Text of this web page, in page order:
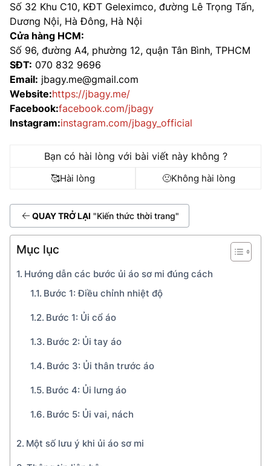
Số 32 Khu C10, KĐT Geleximco, đường Lê Trọng Tấn,
Dương Nội, Hà Đông, Hà Nội
Cửa hàng HCM:
Số 96, đường A4, phường 12, quận Tân Bình, TPHCM
SĐT: 070 832 9696
Email: jbagy.me@gmail.com
Website:https://jbagy.me/
Facebook:facebook.com/jbagy
Instagram:instagram.com/jbagy_official
Bạn có hài lòng với bài viết này không ?
🥰Hài lòng 🙁Không hài lòng
QUAY TRỞ LẠI "Kiến thức thời trang"
Mục lục
Hướng dẫn các bước ủi áo sơ mi đúng cách
Bước 1: Điều chỉnh nhiệt độ
Bước 1: Ủi cổ áo
Bước 2: Ủi tay áo
Bước 3: Ủi thân trước áo
Bước 4: Ủi lưng áo
Bước 5: Ủi vai, nách
Một số lưu ý khi ủi áo sơ mi